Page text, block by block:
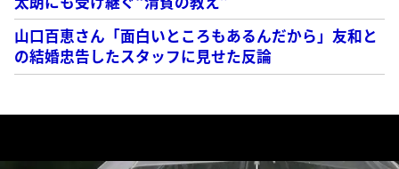
山口百恵さん「面白いところもあるんだから」友和と
の結婚忠告したスタッフに見せた反論